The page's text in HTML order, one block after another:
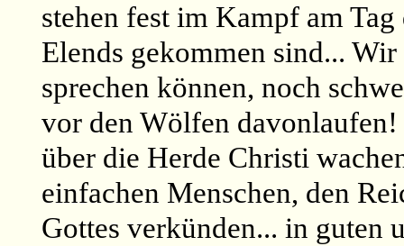
stehen fest im Kampf am
Elends gekommen sind...
sprechen können, noch
vor den Wölfen
über die Herde Christi
einfachen Menschen, den
Gottes verkünden... in guten